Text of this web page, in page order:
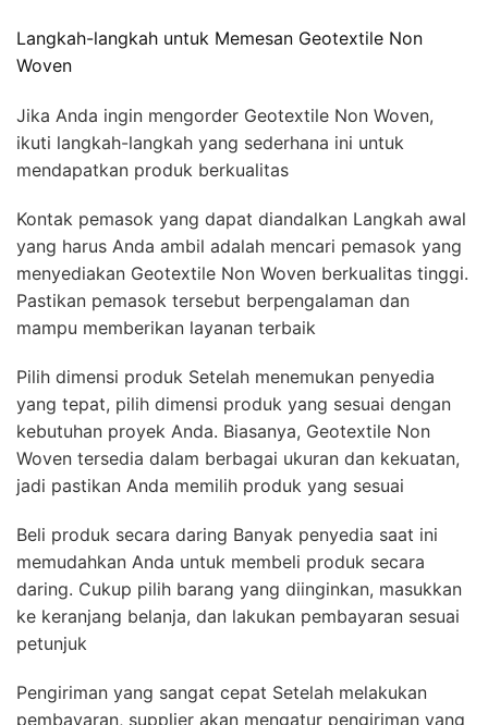
Langkah-langkah untuk Memesan Geotextile Non
Woven
Jika Anda ingin mengorder Geotextile Non Woven,
ikuti langkah-langkah yang sederhana ini untuk
mendapatkan produk berkualitas
Kontak pemasok yang dapat diandalkan Langkah awal
yang harus Anda ambil adalah mencari pemasok yang
menyediakan Geotextile Non Woven berkualitas tinggi.
Pastikan pemasok tersebut berpengalaman dan
mampu memberikan layanan terbaik
Pilih dimensi produk Setelah menemukan penyedia
yang tepat, pilih dimensi produk yang sesuai dengan
kebutuhan proyek Anda. Biasanya, Geotextile Non
Woven tersedia dalam berbagai ukuran dan kekuatan,
jadi pastikan Anda memilih produk yang sesuai
Beli produk secara daring Banyak penyedia saat ini
memudahkan Anda untuk membeli produk secara
daring. Cukup pilih barang yang diinginkan, masukkan
ke keranjang belanja, dan lakukan pembayaran sesuai
petunjuk
Pengiriman yang sangat cepat Setelah melakukan
pembayaran, supplier akan mengatur pengiriman yang